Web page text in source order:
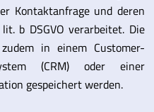
Kontaktanfrage und deren
b DSGVO verarbeitet. Die
in einem Customer-
(CRM) oder einer
gespeichert werden.